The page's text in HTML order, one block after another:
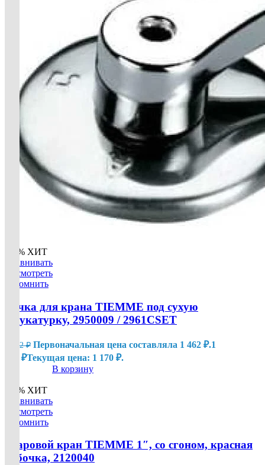
-20% ХИТ
Сравнивать
Посмотреть
Запомнить
Ручка для крана TIEMME под сухую
штукатурку, 2950009 / 2961CSET
1 462₽ Первоначальная цена составляла 1 462 ₽.1
₽Текущая цена: 1 170 ₽.
В корзину
-20% ХИТ
Сравнивать
Посмотреть
Запомнить
Шаровой кран TIEMME 1″, со сгоном, красная
бабочка, 2120040